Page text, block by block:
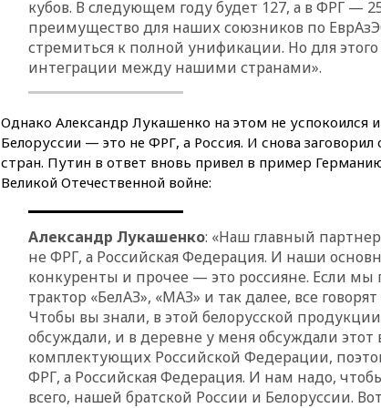
кубов. В следующем году будет 127, а в ФРГ —
преимущество для наших союзников по
стремиться к полной унификации. Но для
интеграции между нашими странами».
Однако Александр Лукашенко на этом не успокоился
Белоруссии — это не ФРГ, а Россия. И снова заговорил
стран. Путин в ответ вновь привел в пример
Великой Отечественной войне:
Александр Лукашенко: «Наш главный
не ФРГ, а Российская Федерация. И наши
конкуренты и прочее — это россияне. Если мы
трактор «БелАЗ», «МАЗ» и так далее, все
Чтобы вы знали, в этой белорусской
обсуждали, и в деревне у меня обсуждали этот
комплектующих Российской Федерации,
ФРГ, а Российская Федерация. И нам надо,
всего, нашей братской России и Белоруссии.